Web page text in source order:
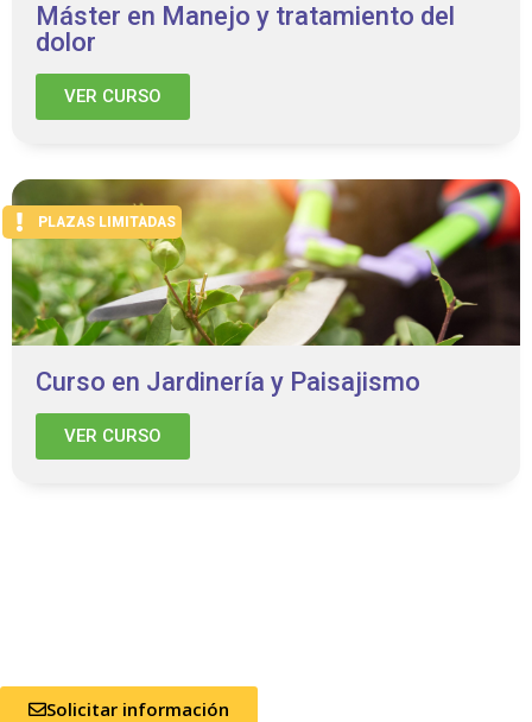
Máster en Manejo y tratamiento del
dolor
VER CURSO
PLAZAS LIMITADAS
Curso en Jardinería y Paisajismo
VER CURSO
Solicitar información